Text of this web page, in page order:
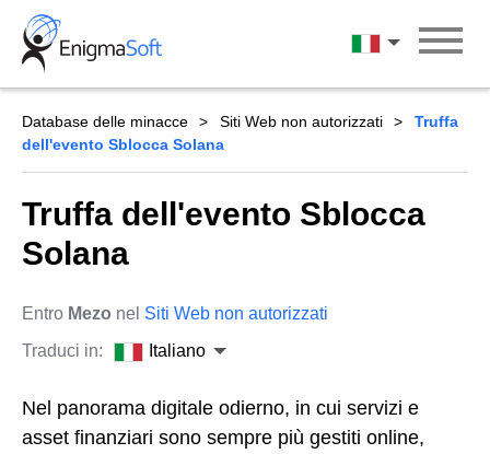
Skip
content
Italiano
Database delle minacce Siti Web non autorizzati
Truffa
dell'evento Sblocca Solana
Truffa dell'evento Sblocca
Solana
Entro Mezo nel Siti Web non autorizzati
Traduci in:
Italiano
Nel panorama digitale odierno, in cui servizi e
asset finanziari sono sempre più gestiti online,